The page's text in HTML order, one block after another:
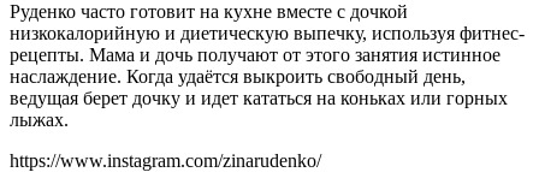
Руденко часто готовит на кухне вместе с дочкой
низкокалорийную и диетическую выпечку, используя фитнес-
рецепты. Мама и дочь получают от этого занятия истинное
наслаждение. Когда удаётся выкроить свободный день,
ведущая берет дочку и идет кататься на коньках или горных
лыжах.
https://www.instagram.com/zinarudenko/